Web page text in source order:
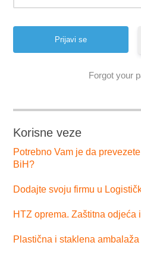
Forgot your
Korisne veze
Potrebno Vam je da
BiH?
Dodajte svoju firmu u
HTZ oprema. Zaštitna odjeća
Plastična i staklena